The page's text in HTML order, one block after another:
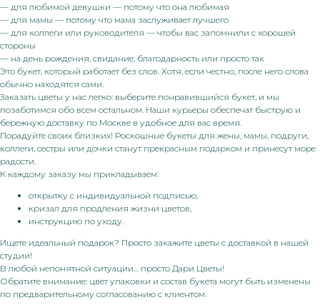
— для любимой девушки — потому что она любимая
— для мамы — потому что мама заслуживает лучшего
— для коллеги или руководителя — чтобы вас запомнили с хорошей
стороны
— на день рождения, свидание, благодарность или просто так
Это букет, который работает без слов. Хотя, если честно, после него слова
обычно находятся сами.
Заказать цветы у нас легко: выберите понравившийся букет, и мы
позаботимся обо всем остальном. Наши курьеры обеспечат быструю и
бережную доставку по Москве в удобное для вас время.
Порадуйте своих близких! Роскошные букеты для жены, мамы, подруги,
коллеги, сестры или дочки станут прекрасным подарком и принесут море
радости.
К каждому заказу мы прикладываем:
открытку с индивидуальной подписью,
кризал для продления жизни цветов,
инструкцию по уходу.
Ищете идеальный подарок? Просто закажите цветы с доставкой в нашей
студии!
В любой непонятной ситуации… просто Дари Цветы!
Обратите внимание: цвет упаковки и состав букета могут быть изменены
по предварительному согласованию с клиентом.